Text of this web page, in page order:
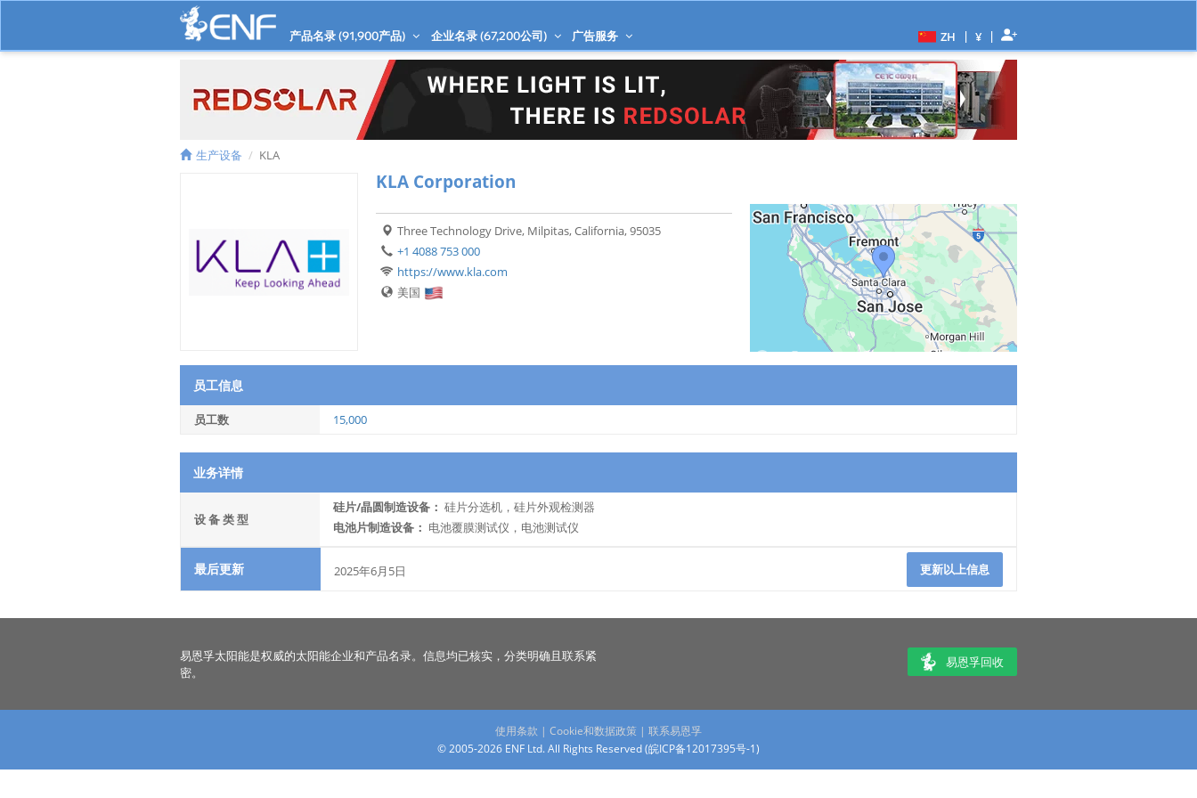
产品名录 (91,900产品) 企业名录 (67,200公司) 广告服务 ZH | ¥ |
生产设备 KLA
KLA Corporation
Three Technology Drive, Milpitas, California, 95035
+1 4088 753 000
https://www.kla.com
美国
员工信息
员工数 15,000
业务详情
设 备 类 型
硅片/晶圆制造设备： 硅片分选机，硅片外观检测器
电池片制造设备： 电池覆膜测试仪，电池测试仪
最后更新 2025年6月5日 更新以上信息
易恩孚太阳能是权威的太阳能企业和产品名录。信息均已核实，分类明确且联系紧
密。
易恩孚回收
使用条款 | Cookie和数据政策 | 联系易恩孚
© 2005-2026 ENF Ltd. All Rights Reserved (皖ICP备12017395号-1)